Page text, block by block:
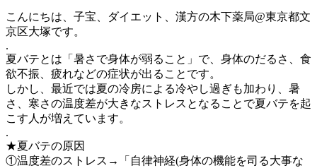
こんにちは、子宝、ダイエット、漢方の木下薬局@東京都文
京区大塚です。
.
夏バテとは「暑さで身体が弱ること」で、身体のだるさ、食
欲不振、疲れなどの症状が出ることです。
しかし、最近では夏の冷房による冷やし過ぎも加わり、暑
さ、寒さの温度差が大きなストレスとなることで夏バテを起
こす人が増えています。
.
★夏バテの原因
①温度差のストレス→「自律神経(身体の機能を司る大事な